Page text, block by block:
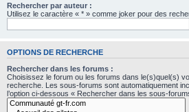
Rechercher par auteur :
Utilisez le caractère « * » comme joker pour des
OPTIONS DE RECHERCHE
Rechercher dans les forums :
Choisissez le forum ou les forums dans le(s)quel(s)
recherche. Les sous-forums sont automatiquement
l’option ci-dessous « Rechercher dans les sous-